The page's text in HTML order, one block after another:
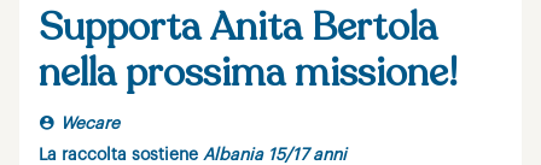
Supporta Anita Bertola
nella prossima missione!
Wecare
La raccolta sostiene Albania 15/17 anni